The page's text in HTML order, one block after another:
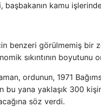
başbakanın kamu
benzeri görülmemiş bir
sıkıntının boyutunu
ordunun, 1971
bu yana yaklaşık 300
söz verdi.